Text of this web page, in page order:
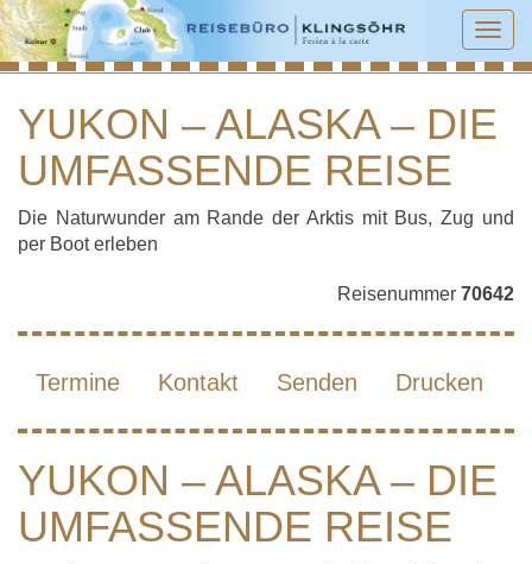
YUKON – ALASKA – DIE UMFASSENDE
REISE
YUKON – ALASKA – DIE
UMFASSENDE REISE
Die Naturwunder am Rande der Arktis mit Bus, Zug und
per Boot erleben
Reisenummer 70642
Termine Kontakt Senden Drucken
YUKON – ALASKA – DIE
UMFASSENDE REISE